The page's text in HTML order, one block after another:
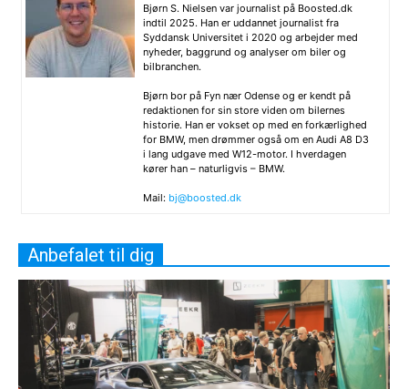
Bjørn S. Nielsen var journalist på Boosted.dk
indtil 2025. Han er uddannet journalist fra
Syddansk Universitet i 2020 og arbejder med
nyheder, baggrund og analyser om biler og
bilbranchen.
Bjørn bor på Fyn nær Odense og er kendt på
redaktionen for sin store viden om bilernes
historie. Han er vokset op med en forkærlighed
for BMW, men drømmer også om en Audi A8 D3
i lang udgave med W12-motor. I hverdagen
kører han – naturligvis – BMW.
Mail: bj@boosted.dk